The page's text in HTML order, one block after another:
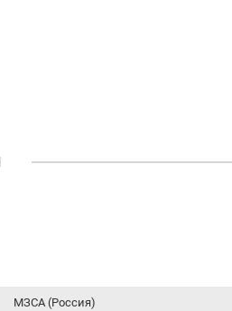
МЗСА (Россия)